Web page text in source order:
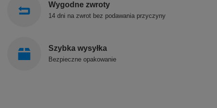
Wygodne zwroty
14 dni na zwrot bez podawania przyczyny
Szybka wysyłka
Bezpieczne opakowanie